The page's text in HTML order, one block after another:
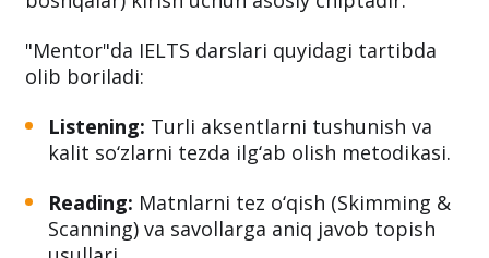
"Mentor"da IELTS darslari quyidagi tartibda
olib boriladi:
Listening: Turli aksentlarni tushunish va
kalit so‘zlarni tezda ilg‘ab olish metodikasi.
Reading: Matnlarni tez o‘qish (Skimming &
Scanning) va savollarga aniq javob topish